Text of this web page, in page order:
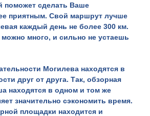
поможет сделать Ваше
приятным. Свой маршрут лучше
каждый день не более 300 км.
много, и сильно не устаешь
Могилева находятся в
друг от друга. Так, обзорная
находятся в одном и том же
значительно сэкономить время.
площадки находится и